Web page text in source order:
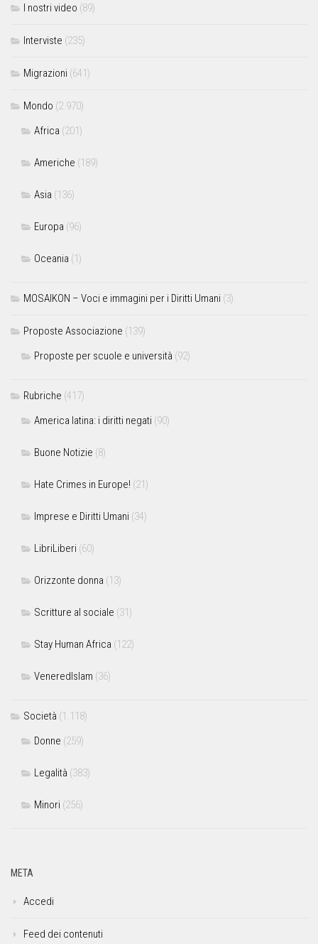
I nostri video (89)
Interviste (235)
Migrazioni (641)
Mondo (2.970)
Africa (201)
Americhe (189)
Asia (136)
Europa (96)
Oceania (1)
MOSAIKON – Voci e immagini per i Diritti Umani (3)
Proposte Associazione (139)
Proposte per scuole e università (92)
Rubriche (417)
America latina: i diritti negati (90)
Buone Notizie (8)
Hate Crimes in Europe! (21)
Imprese e Diritti Umani (34)
LibriLiberi (60)
Orizzonte donna (13)
Scritture al sociale (31)
Stay Human Africa (122)
VeneredIslam (36)
Società (1.118)
Donne (259)
Legalità (383)
Minori (256)
META
Accedi
Feed dei contenuti